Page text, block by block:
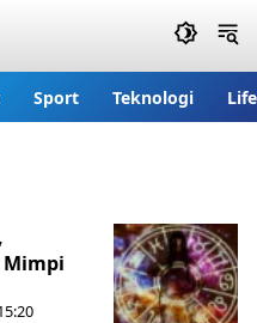
Sport Teknologi